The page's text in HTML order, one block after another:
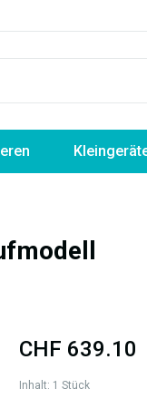
CHF 639.10
Inhalt: 1 Stück